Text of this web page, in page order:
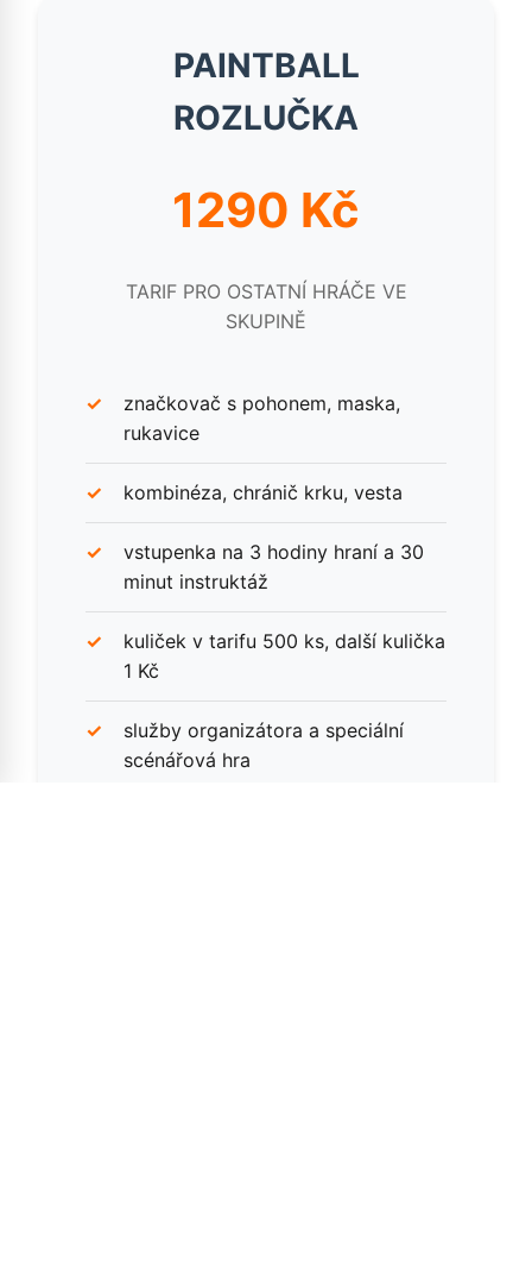
PAINTBALL
ROZLUČKA
1290 Kč
TARIF PRO OSTATNÍ HRÁČE VE
SKUPINĚ
značkovač s pohonem, maska,
rukavice
kombinéza, chránič krku, vesta
vstupenka na 3 hodiny hraní a 30
minut instruktáž
kuliček v tarifu 500 ks, další kulička
1 Kč
služby organizátora a speciální
scénářová hra